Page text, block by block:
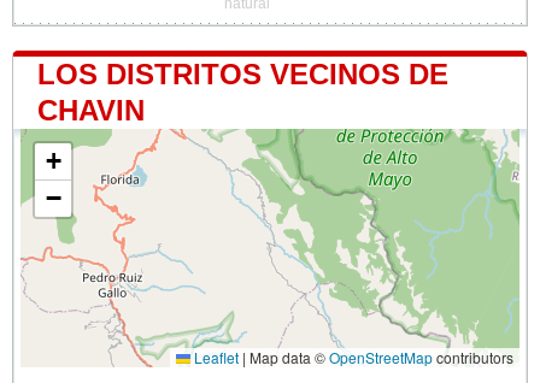
natural
LOS DISTRITOS VECINOS DE
CHAVIN
+
−
Leaflet | Map data ©OpenStreetMapcontributors